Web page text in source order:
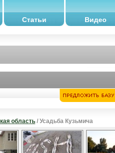
Статьи Видео
область / Усадьба Кузьмича